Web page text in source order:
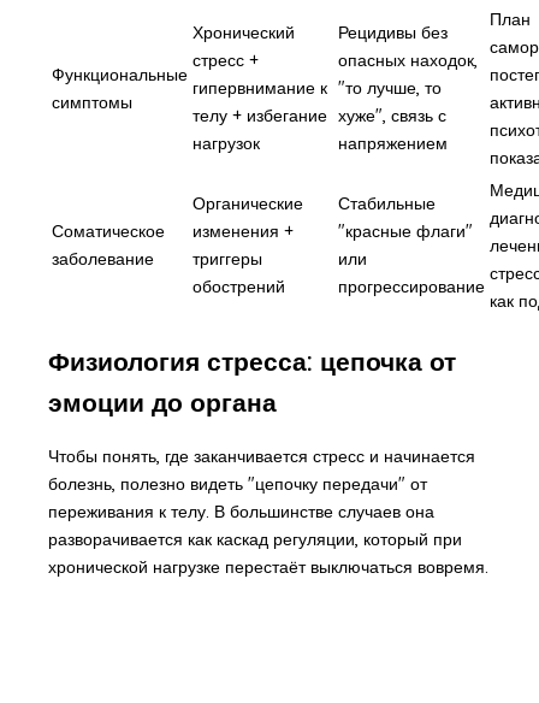
Функциональные
симптомы
Хронический
стресс +
гипервнимание к
телу + избегание
нагрузок
Рецидивы без
опасных находок,
"то лучше, то
хуже", связь с
напряжением
План
Соматическое
заболевание
Органические
изменения +
триггеры
обострений
Стабильные
"красные флаги"
или
прогрессирование
как
Физиология стресса: цепочка от
эмоции до органа
Чтобы понять, где заканчивается стресс и начинается
болезнь, полезно видеть "цепочку передачи" от
переживания к телу. В большинстве случаев она
разворачивается как каскад регуляции, который при
хронической нагрузке перестаёт выключаться вовремя.